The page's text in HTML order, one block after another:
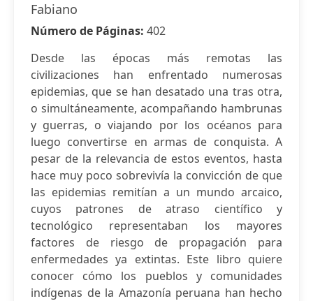
Fabiano
Número de Páginas: 402
Desde las épocas más remotas las
civilizaciones han enfrentado numerosas
epidemias, que se han desatado una tras otra,
o simultáneamente, acompañando hambrunas
y guerras, o viajando por los océanos para
luego convertirse en armas de conquista. A
pesar de la relevancia de estos eventos, hasta
hace muy poco sobrevivía la convicción de que
las epidemias remitían a un mundo arcaico,
cuyos patrones de atraso científico y
tecnológico representaban los mayores
factores de riesgo de propagación para
enfermedades ya extintas. Este libro quiere
conocer cómo los pueblos y comunidades
indígenas de la Amazonía peruana han hecho